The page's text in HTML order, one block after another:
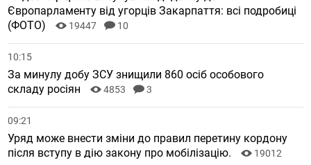
Європарламенту від угорців Закарпаття: всі подробиці
(ФОТО)
19447 10
10:15
За минулу добу ЗСУ знищили 860 осіб особового
складу росіян
4853 3
09:21
Уряд може внести зміни до правил перетину кордону
після вступу в дію закону про мобілізацію.
19012